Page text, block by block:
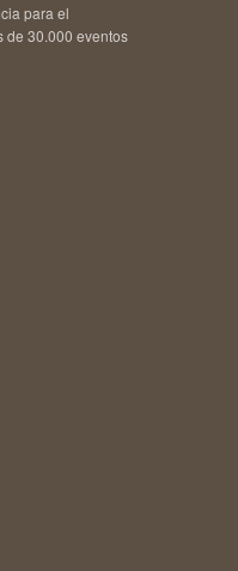
para el
de 30.000 eventos